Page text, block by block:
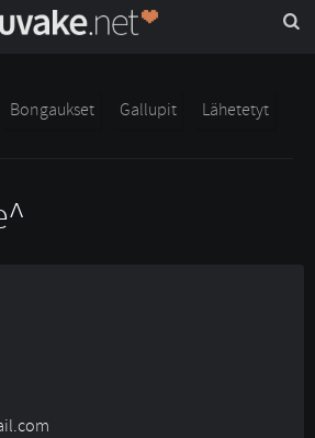
Bongaukset Gallupit
Lähetetyt